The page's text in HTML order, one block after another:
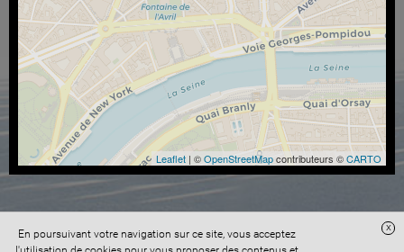
Leaflet | ©OpenStreetMapcontributeurs ©CARTO
Site réalisé avecDigital Avocat
En poursuivant votre navigation sur ce site, vous acceptez
x